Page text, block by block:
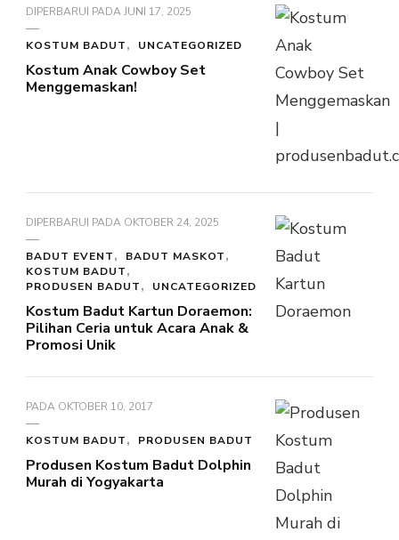
DIPERBARUI PADAJUNI 17, 2025
KOSTUM BADUT UNCATEGORIZED
Kostum Anak Cowboy Set
Menggemaskan!
DIPERBARUI PADA OKTOBER 24, 2025
BADUT EVENT
BADUT MASKOT
KOSTUM BADUT
PRODUSEN BADUT
UNCATEGORIZED
Kostum Badut Kartun Doraemon:
Pilihan Ceria untuk Acara Anak &
Promosi Unik
PADA OKTOBER 10, 2017
KOSTUM BADUT PRODUSEN BADUT
Produsen Kostum Badut Dolphin
Murah di Yogyakarta